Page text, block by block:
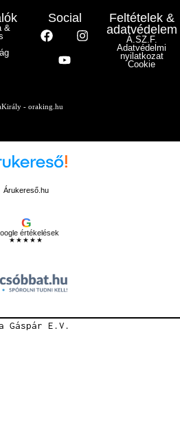
&
Social
Feltételek &
adatvédelem
Á.SZ.F.
Adatvédelmi
nyilatkozat
Cookie
- oraking.hu
Árukereső.hu
G
értékelések
★★★★★
Gáspár E.V.